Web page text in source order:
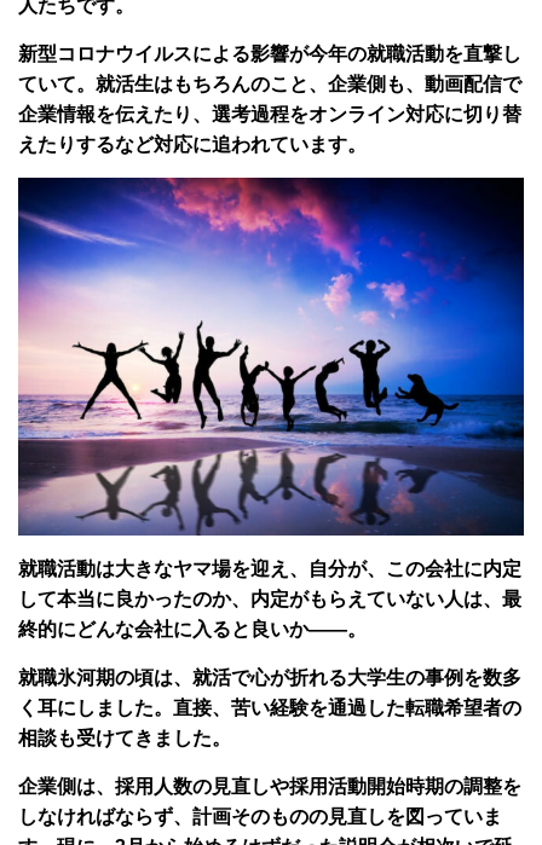
人たちです。
新型コロナウイルスによる影響が今年の就職活動を直撃し
ていて。就活生はもちろんのこと、企業側も、動画配信で
企業情報を伝えたり、選考過程をオンライン対応に切り替
えたりするなど対応に追われています。
就職活動は大きなヤマ場を迎え、自分が、この会社に内定
して本当に良かったのか、内定がもらえていない人は、最
終的にどんな会社に入ると良いか――。
就職氷河期の頃は、就活で心が折れる大学生の事例を数多
く耳にしました。直接、苦い経験を通過した転職希望者の
相談も受けてきました。
企業側は、採用人数の見直しや採用活動開始時期の調整を
しなければならず、計画そのものの見直しを図っていま